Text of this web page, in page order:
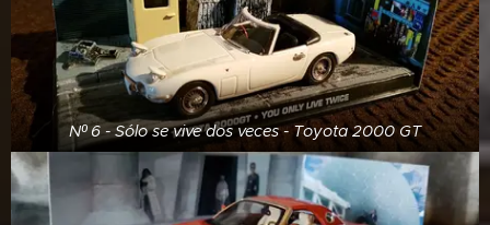
Nº 6 - Sólo se vive dos veces - Toyota 2000 GT